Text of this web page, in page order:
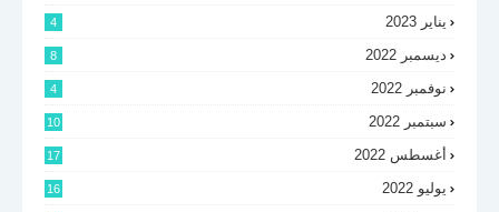
يناير 2023 4
ديسمبر 2022 8
نوفمبر 2022 4
سبتمبر 2022 10
أغسطس 2022 17
يوليو 2022 16